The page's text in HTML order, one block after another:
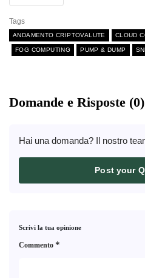
Tags
ANDAMENTO CRIPTOVALUTE CLOUD
FOG COMPUTING PUMP & DUMP
Domande e Risposte (0)
Hai una domanda? Il nostro
Post your
Scrivi la tua opinione
Commento *